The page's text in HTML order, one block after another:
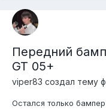
Передний
GT 05+
viper83 создал тему
Остался только